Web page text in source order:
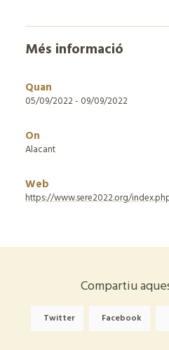
Més informació
Quan
05/09/2022 - 09/09/2022
On
Alacant
Web
https://www.sere2022.org/
Compartiu
Twitter Facebook